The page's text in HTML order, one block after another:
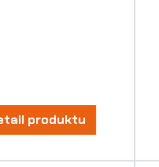
produktu